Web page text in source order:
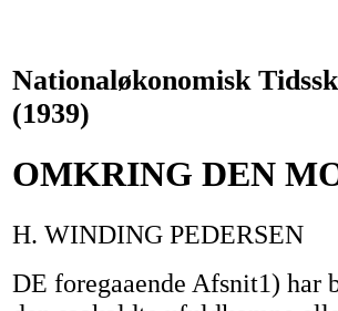
Nationaløkonomisk
(1939)
OMKRING DEN
H. WINDING PEDERSEN
DE foregaaende Afsnit1) har